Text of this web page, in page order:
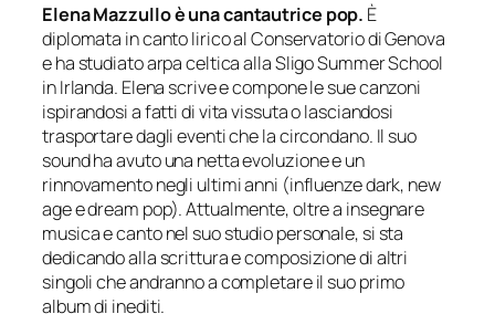
Elena Mazzullo è una cantautrice pop. È
diplomata in canto lirico al Conservatorio di Genova
e ha studiato arpa celtica alla Sligo Summer School
in Irlanda. Elena scrive e compone le sue canzoni
ispirandosi a fatti di vita vissuta o lasciandosi
trasportare dagli eventi che la circondano. Il suo
sound ha avuto una netta evoluzione e un
rinnovamento negli ultimi anni (influenze dark, new
age e dream pop). Attualmente, oltre a insegnare
musica e canto nel suo studio personale, si sta
dedicando alla scrittura e composizione di altri
singoli che andranno a completare il suo primo
album di inediti.